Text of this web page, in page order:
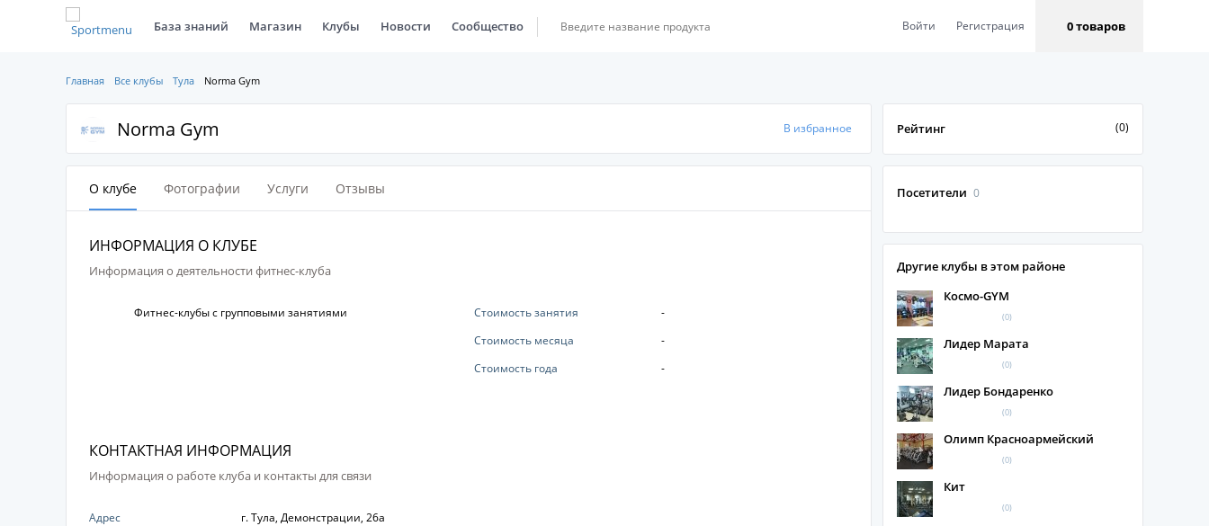
База знаний Магазин Клубы Новости Сообщество Войти Регистрация 0 товаров
Главная Все клубы Тула Norma Gym
Norma Gym В избранное Рейтинг (0)
О клубе Фотографии Услуги Отзывы
ИНФОРМАЦИЯ О КЛУБЕ
Информация о деятельности фитнес-клуба
Фитнес-клубы с групповыми занятиями Стоимость занятия
-
Стоимость месяца
-
Стоимость года
-
КОНТАКТНАЯ ИНФОРМАЦИЯ
Информация о работе клуба и контакты для связи
Адрес
г. Тула, Демонстрации, 26а
Посетители 0
Другие клубы в этом районе
Космо-GYM
(0)
Лидер Марата
(0)
Лидер Бондаренко
(0)
Олимп Красноармейский
(0)
Кит
(0)